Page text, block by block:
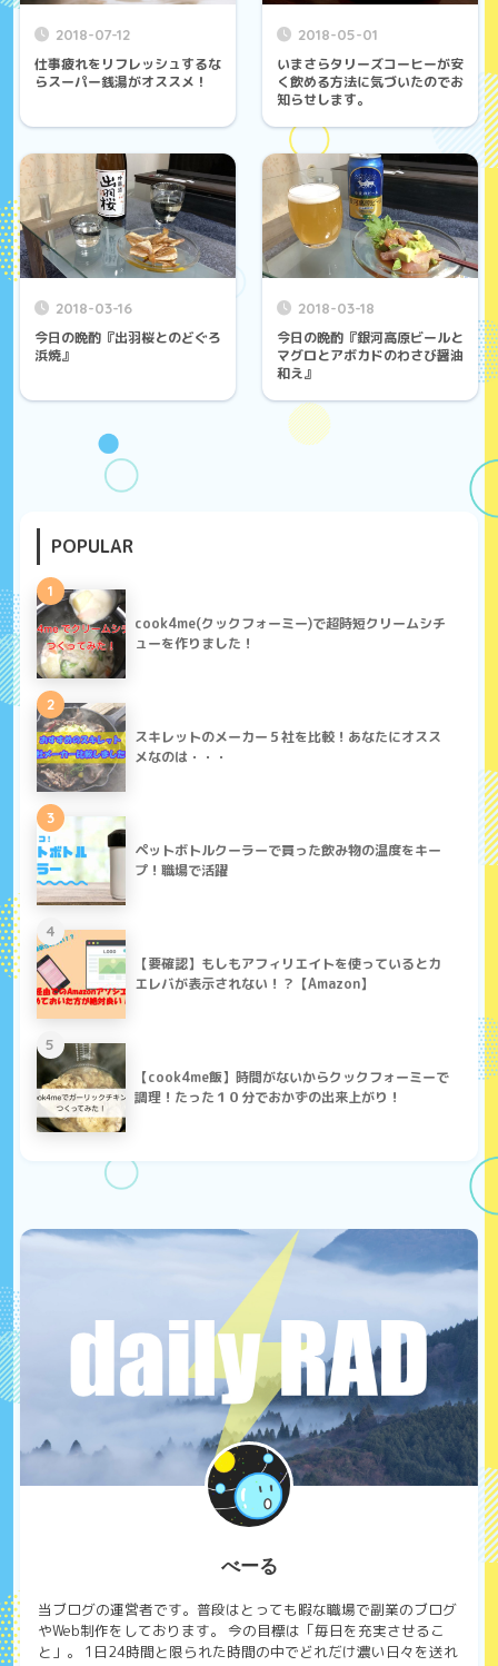
2018-07-12
仕事疲れをリフレッシュするな
らスーパー銭湯がオススメ！
2018-05-01
いまさらタリーズコーヒーが安
く飲める方法に気づいたのでお
知らせします。
2018-03-16
今日の晩酌『出羽桜とのどぐろ
浜焼』
2018-03-18
今日の晩酌『銀河高原ビールと
マグロとアボカドのわさび醤油
和え』
POPULAR
1
cook4me(クックフォーミー)で超時短クリームシチ
ューを作りました！
2
スキレットのメーカー５社を比較！あなたにオスス
メなのは・・・
3
ペットボトルクーラーで買った飲み物の温度をキー
プ！職場で活躍
4
【要確認】もしもアフィリエイトを使っているとカ
エレバが表示されない！？【Amazon】
5
【cook4me飯】時間がないからクックフォーミーで
調理！たった１０分でおかずの出来上がり！
べーる
当ブログの運営者です。普段はとっても暇な職場で副業のブログ
やWeb制作をしております。 今の目標は「毎日を充実させるこ
と」。 1日24時間と限られた時間の中でどれだけ濃い日々を送れ